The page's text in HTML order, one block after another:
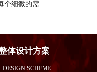
个细微的需...
体设计方案
DESIGN SCHEME